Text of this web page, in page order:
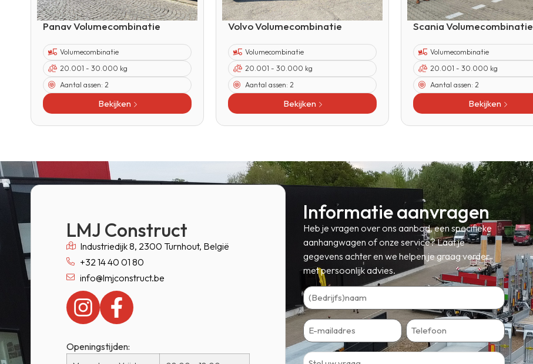
Panav Volumecombinatie
Volumecombinatie
20.001 - 30.000 kg
Aantal assen: 2
Bekijken
Volvo Volumecombinatie
Volumecombinatie
20.001 - 30.000 kg
Aantal assen: 2
Bekijken
Scania Volumecombinatie
Volumecombinatie
20.001 - 30.000 kg
Aantal assen: 2
Bekijken
LMJ Construct
Industriedijk 8, 2300 Turnhout, België
+32 14 40 01 80
info@lmjconstruct.be
Openingstijden:
Informatie aanvragen
Heb je vragen over ons aanbod, een specifieke
aanhangwagen of onze service? Laat je
gegevens achter en we helpen je graag verder
met persoonlijk advies.